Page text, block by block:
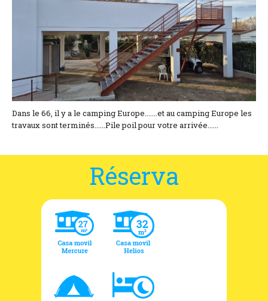
Situación y acceso
Formulario de contacto
Documentación
Noticias
Casa móvil y tarifas
Habitación por noche y precios
Dans le 66, il y a le camping Europe.......et au camping Europe les
travaux sont terminés......Pile poil pour votre arrivée......
Réserva